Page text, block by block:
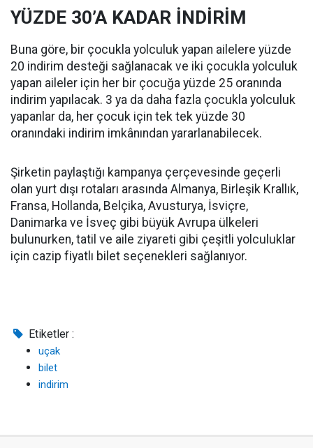
YÜZDE 30’A KADAR İNDİRİM
Buna göre, bir çocukla yolculuk yapan ailelere yüzde
20 indirim desteği sağlanacak ve iki çocukla yolculuk
yapan aileler için her bir çocuğa yüzde 25 oranında
indirim yapılacak. 3 ya da daha fazla çocukla yolculuk
yapanlar da, her çocuk için tek tek yüzde 30
oranındaki indirim imkânından yararlanabilecek.
Şirketin paylaştığı kampanya çerçevesinde geçerli
olan yurt dışı rotaları arasında Almanya, Birleşik Krallık,
Fransa, Hollanda, Belçika, Avusturya, İsviçre,
Danimarka ve İsveç gibi büyük Avrupa ülkeleri
bulunurken, tatil ve aile ziyareti gibi çeşitli yolculuklar
için cazip fiyatlı bilet seçenekleri sağlanıyor.
Etiketler :
uçak
bilet
indirim